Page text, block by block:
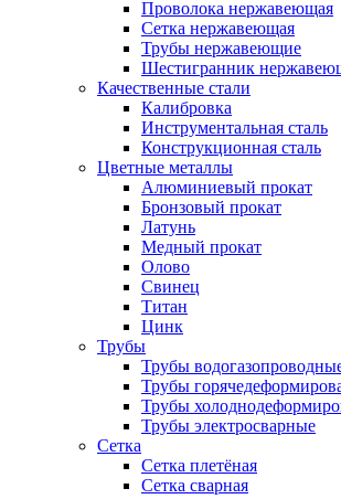
Проволока нержавеющая
Сетка нержавеющая
Трубы нержавеющие
Шестигранник
Качественные стали
Калибровка
Инструментальная сталь
Конструкционная сталь
Цветные металлы
Алюминиевый прокат
Бронзовый прокат
Латунь
Медный прокат
Олово
Свинец
Титан
Цинк
Трубы
Трубы
Трубы
Трубы
Трубы электросварные
Сетка
Сетка плетёная
Сетка сварная